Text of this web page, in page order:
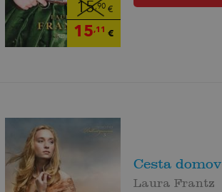
15,90€
15,11 €
Cesta domov
Laura Frantz